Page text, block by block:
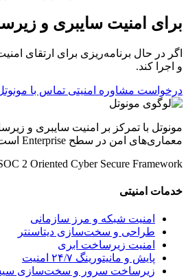
برای امنیت سایبری و
اگر در حال برنامه‌ریزی برای ارتقای
و اجرا کند.
درخواست مشاوره امنیتی تماس با
مونوتل با تمرکز بر امنیت سایبری و
معماری‌های امن در سطح Enterprise است.
2 Oriented Cyber Secure Framework
خدمات امنیتی
امنیت شبکه و مرز سازمانی
طراحی و سخت‌سازی دیتاسنتر
امنیت زیرساخت ابری
پایش و مانیتورینگ ۲۴/۷ امنیت
زیرساخت سرور و سخت‌سازی